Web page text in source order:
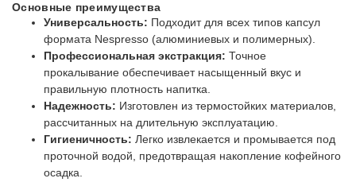
Основные преимущества
Универсальность: Подходит для всех типов капсул
формата Nespresso (алюминиевых и полимерных).
Профессиональная экстракция: Точное
прокалывание обеспечивает насыщенный вкус и
правильную плотность напитка.
Надежность: Изготовлен из термостойких материалов,
рассчитанных на длительную эксплуатацию.
Гигиеничность: Легко извлекается и промывается под
проточной водой, предотвращая накопление кофейного
осадка.